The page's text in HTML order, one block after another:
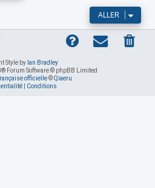
ALLER
Style by Ian Bradley
® Forum Software © phpBB Limited
officielle©Qiaeru
| Conditions